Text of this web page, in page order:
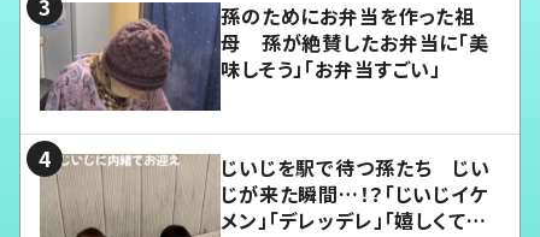
孫のためにお弁当を作った祖
母 孫が絶賛したお弁当に「美
味しそう」「お弁当すごい」
じいじを駅で待つ孫たち じい
じが来た瞬間…！？「じいじイケ
メン」「デレッデレ」「嬉しくて可